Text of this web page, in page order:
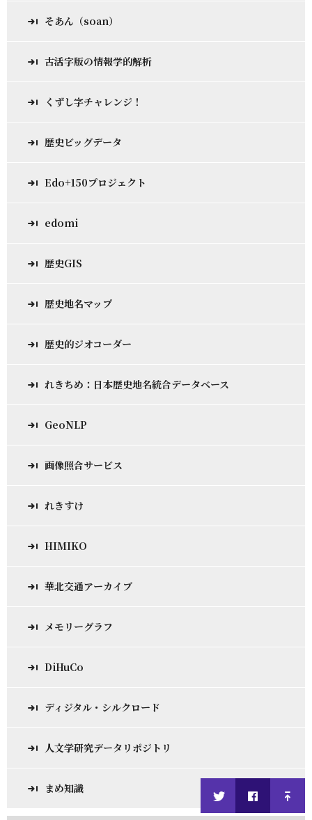
そあん（soan）
古活字版の情報学的解析
くずし字チャレンジ！
歴史ビッグデータ
Edo+150プロジェクト
edomi
歴史GIS
歴史地名マップ
歴史的ジオコーダー
れきちめ：日本歴史地名統合データベース
GeoNLP
画像照合サービス
れきすけ
HIMIKO
華北交通アーカイブ
メモリーグラフ
DiHuCo
ディジタル・シルクロード
人文学研究データリポジトリ
まめ知識